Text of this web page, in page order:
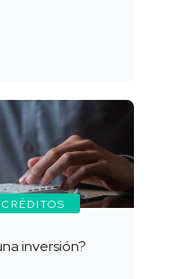
CRÉDITOS
inversión?